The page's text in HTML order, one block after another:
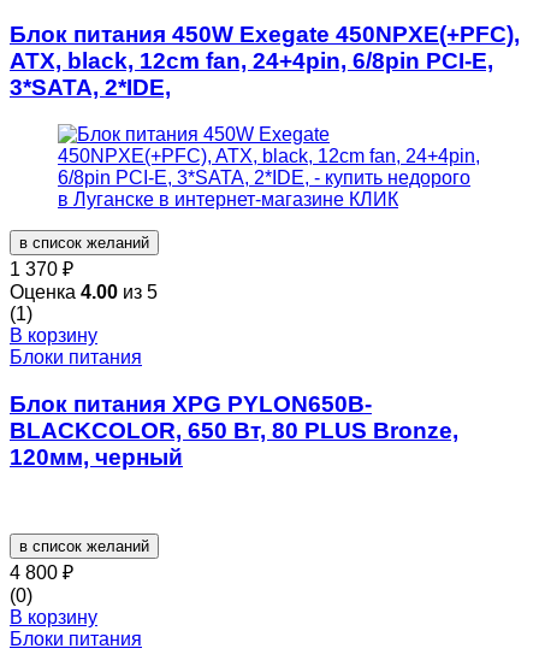
Блок питания 450W Exegate 450NPXE(+PFC),
ATX, black, 12cm fan, 24+4pin, 6/8pin PCI-E,
3*SATA, 2*IDE,
в список желаний
1 370 ₽
Оценка 4.00 из 5
(1)
В корзину
Блоки питания
Блок питания XPG PYLON650B-
BLACKCOLOR, 650 Вт, 80 PLUS Bronze,
120мм, черный
в список желаний
4 800 ₽
(0)
В корзину
Блоки питания